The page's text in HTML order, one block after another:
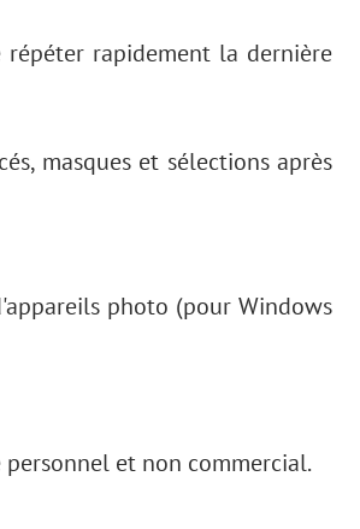
rapidement la dernière
masques et sélections après
photo (pour Windows
et non commercial.